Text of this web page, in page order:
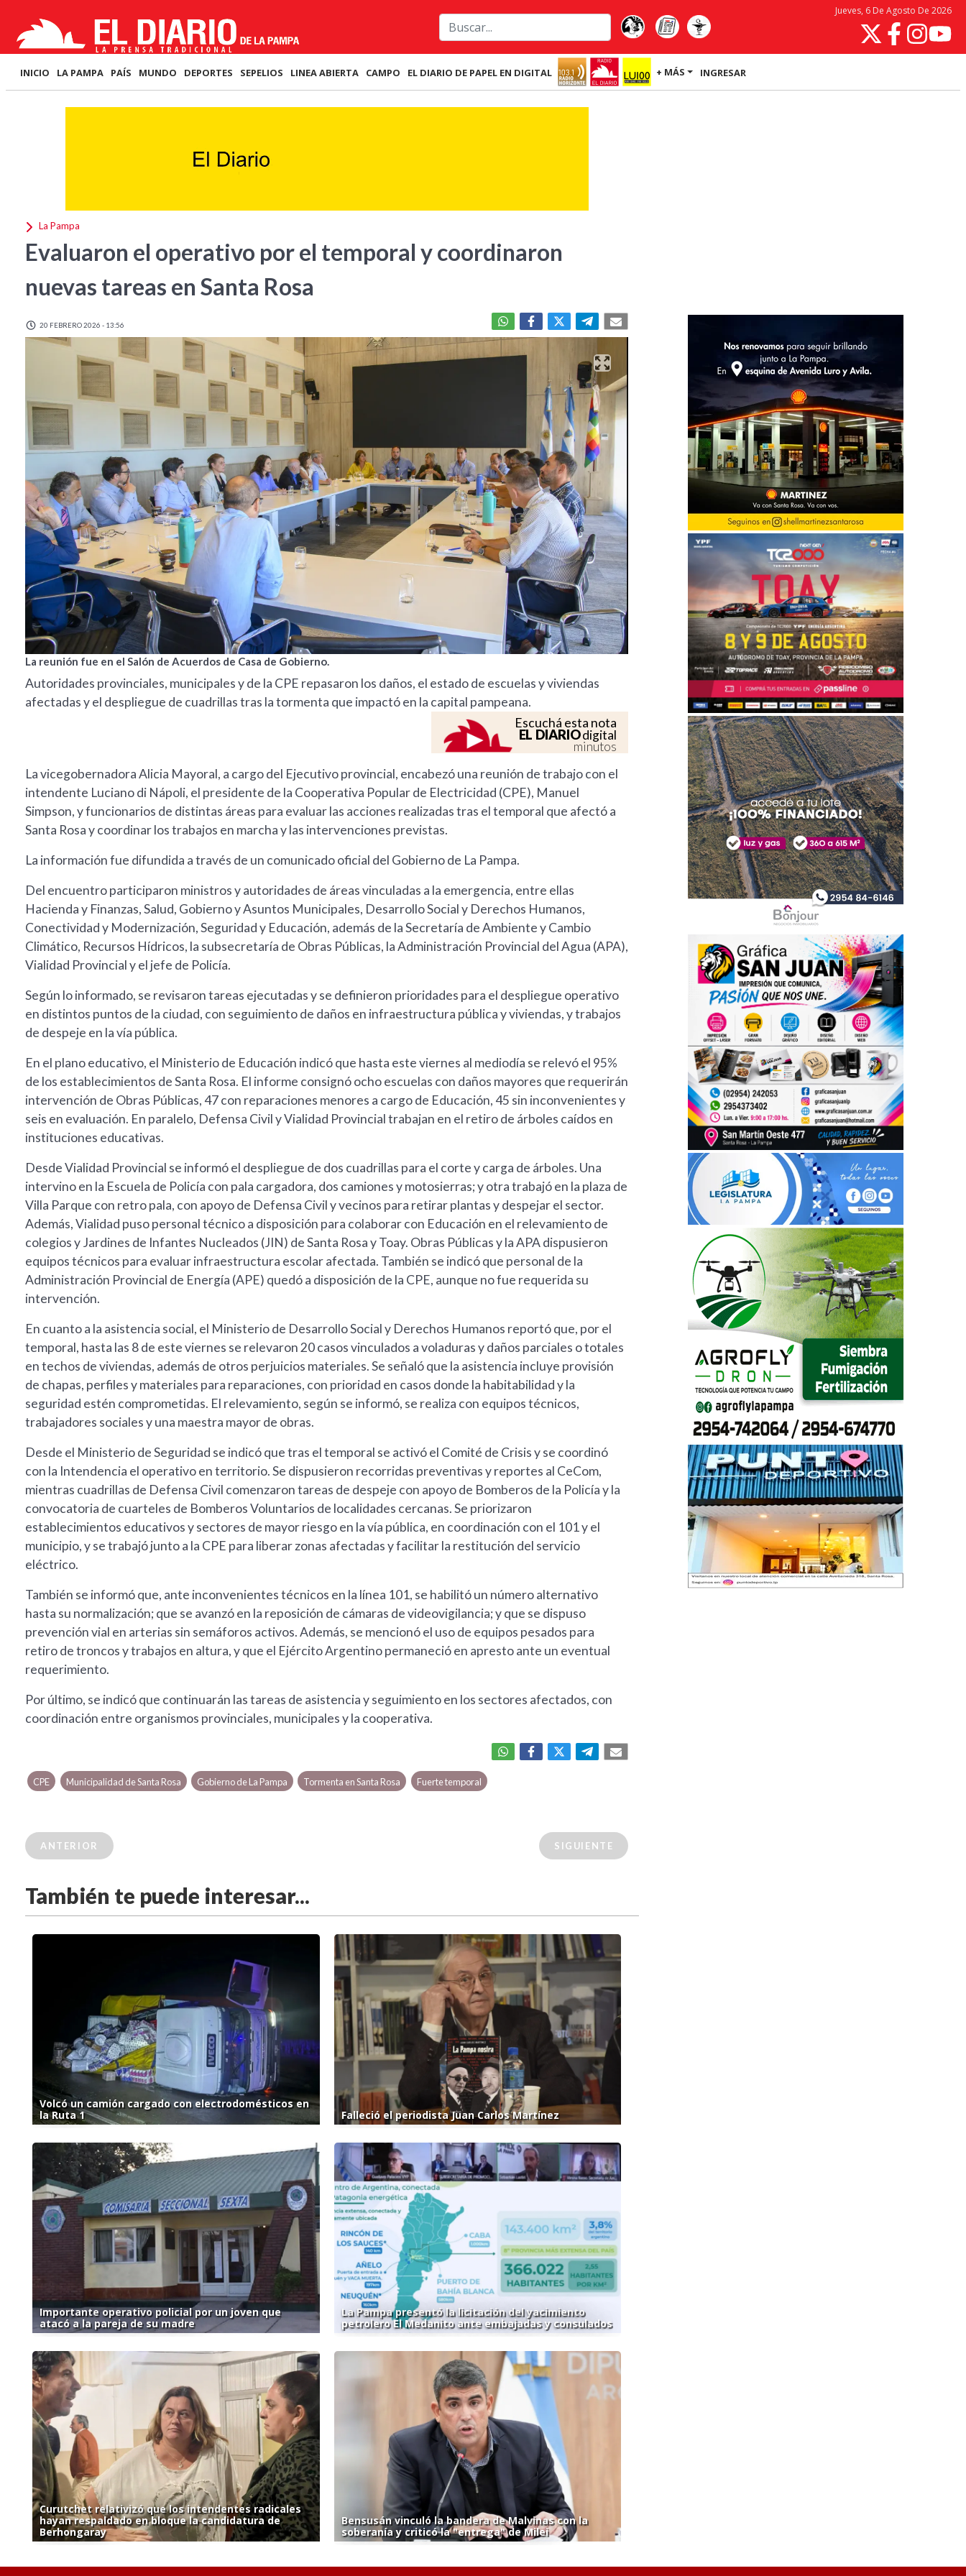
Jueves, 6 De Agosto De 2026
INICIO LA PAMPA PAÍS MUNDO DEPORTES SEPELIOS LINEA ABIERTA CAMPO EL DIARIO DE PAPEL EN DIGITAL + MÁS INGRESAR
La Pampa
Evaluaron el operativo por el temporal y coordinaron
nuevas tareas en Santa Rosa
20 FEBRERO 2026 - 13:56
La reunión fue en el Salón de Acuerdos de Casa de Gobierno.
Autoridades provinciales, municipales y de la CPE repasaron los daños, el estado de escuelas y viviendas
afectadas y el despliegue de cuadrillas tras la tormenta que impactó en la capital pampeana.
Escuchá esta nota
EL DIARIOdigital
minutos
La vicegobernadora Alicia Mayoral, a cargo del Ejecutivo provincial, encabezó una reunión de trabajo con el
intendente Luciano di Nápoli, el presidente de la Cooperativa Popular de Electricidad (CPE), Manuel
Simpson, y funcionarios de distintas áreas para evaluar las acciones realizadas tras el temporal que afectó a
Santa Rosa y coordinar los trabajos en marcha y las intervenciones previstas.
La información fue difundida a través de un comunicado oficial del Gobierno de La Pampa.
Del encuentro participaron ministros y autoridades de áreas vinculadas a la emergencia, entre ellas
Hacienda y Finanzas, Salud, Gobierno y Asuntos Municipales, Desarrollo Social y Derechos Humanos,
Conectividad y Modernización, Seguridad y Educación, además de la Secretaría de Ambiente y Cambio
Climático, Recursos Hídricos, la subsecretaría de Obras Públicas, la Administración Provincial del Agua (APA),
Vialidad Provincial y el jefe de Policía.
Según lo informado, se revisaron tareas ejecutadas y se definieron prioridades para el despliegue operativo
en distintos puntos de la ciudad, con seguimiento de daños en infraestructura pública y viviendas, y trabajos
de despeje en la vía pública.
En el plano educativo, el Ministerio de Educación indicó que hasta este viernes al mediodía se relevó el 95%
de los establecimientos de Santa Rosa. El informe consignó ocho escuelas con daños mayores que requerirán
intervención de Obras Públicas, 47 con reparaciones menores a cargo de Educación, 45 sin inconvenientes y
seis en evaluación. En paralelo, Defensa Civil y Vialidad Provincial trabajan en el retiro de árboles caídos en
instituciones educativas.
Desde Vialidad Provincial se informó el despliegue de dos cuadrillas para el corte y carga de árboles. Una
intervino en la Escuela de Policía con pala cargadora, dos camiones y motosierras; y otra trabajó en la plaza de
Villa Parque con retro pala, con apoyo de Defensa Civil y vecinos para retirar plantas y despejar el sector.
Además, Vialidad puso personal técnico a disposición para colaborar con Educación en el relevamiento de
colegios y Jardines de Infantes Nucleados (JIN) de Santa Rosa y Toay. Obras Públicas y la APA dispusieron
equipos técnicos para evaluar infraestructura escolar afectada. También se indicó que personal de la
Administración Provincial de Energía (APE) quedó a disposición de la CPE, aunque no fue requerida su
intervención.
En cuanto a la asistencia social, el Ministerio de Desarrollo Social y Derechos Humanos reportó que, por el
temporal, hasta las 8 de este viernes se relevaron 20 casos vinculados a voladuras y daños parciales o totales
en techos de viviendas, además de otros perjuicios materiales. Se señaló que la asistencia incluye provisión
de chapas, perfiles y materiales para reparaciones, con prioridad en casos donde la habitabilidad y la
seguridad estén comprometidas. El relevamiento, según se informó, se realiza con equipos técnicos,
trabajadores sociales y una maestra mayor de obras.
Desde el Ministerio de Seguridad se indicó que tras el temporal se activó el Comité de Crisis y se coordinó
con la Intendencia el operativo en territorio. Se dispusieron recorridas preventivas y reportes al CeCom,
mientras cuadrillas de Defensa Civil comenzaron tareas de despeje con apoyo de Bomberos de la Policía y la
convocatoria de cuarteles de Bomberos Voluntarios de localidades cercanas. Se priorizaron
establecimientos educativos y sectores de mayor riesgo en la vía pública, en coordinación con el 101 y el
municipio, y se trabajó junto a la CPE para liberar zonas afectadas y facilitar la restitución del servicio
eléctrico.
También se informó que, ante inconvenientes técnicos en la línea 101, se habilitó un número alternativo
hasta su normalización; que se avanzó en la reposición de cámaras de videovigilancia; y que se dispuso
prevención vial en arterias sin semáforos activos. Además, se mencionó el uso de equipos pesados para
retiro de troncos y trabajos en altura, y que el Ejército Argentino permaneció en apresto ante un eventual
requerimiento.
Por último, se indicó que continuarán las tareas de asistencia y seguimiento en los sectores afectados, con
coordinación entre organismos provinciales, municipales y la cooperativa.
CPE Municipalidad de Santa Rosa Gobierno de La Pampa Tormenta en Santa Rosa Fuerte temporal
ANTERIOR SIGUIENTE
También te puede interesar...
Volcó un camión cargado con electrodomésticos en
la Ruta 1
Falleció el periodista Juan Carlos Martínez
Importante operativo policial por un joven que
atacó a la pareja de su madre
La Pampa presentó la licitación del yacimiento
petrolero El Medanito ante embajadas y consulados
Curutchet relativizó que los intendentes radicales
hayan respaldado en bloque la candidatura de
Berhongaray
Bensusán vinculó la bandera de Malvinas con la
soberanía y criticó la "entrega" de Milei